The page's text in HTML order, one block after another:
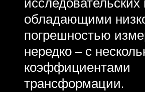
обладающими
погрешностью
нередко – с
коэффициентами
трансформации.